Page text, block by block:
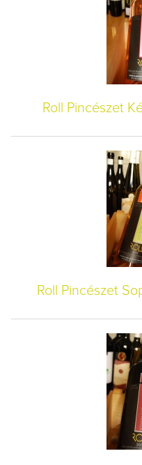
Roll Pincészet
Roll Pincészet